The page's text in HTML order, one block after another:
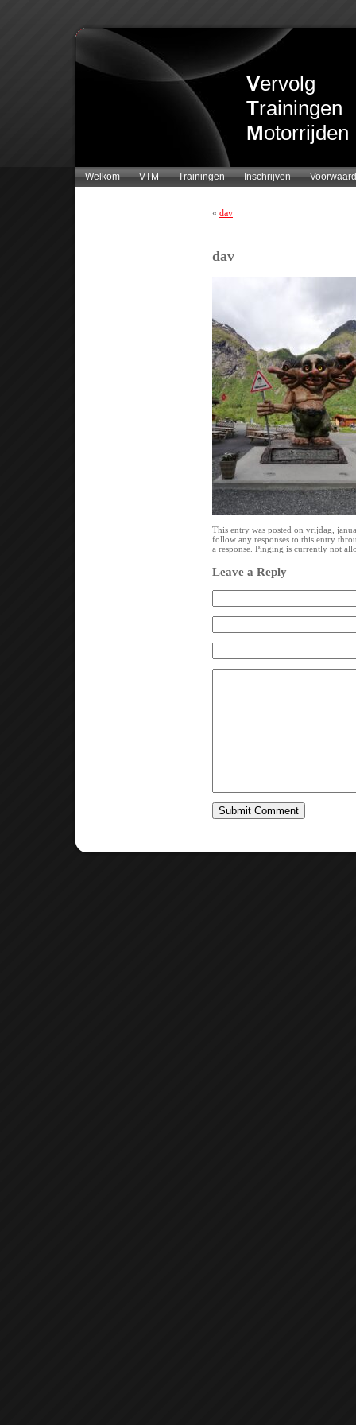
Vervolg
Trainingen
Motorrijden
Welkom VTM Trainingen Inschrijven
« dav
dav
This entry was posted on vrijdag,
follow any responses to this entry
a response. Pinging is currently not
Leave a Reply